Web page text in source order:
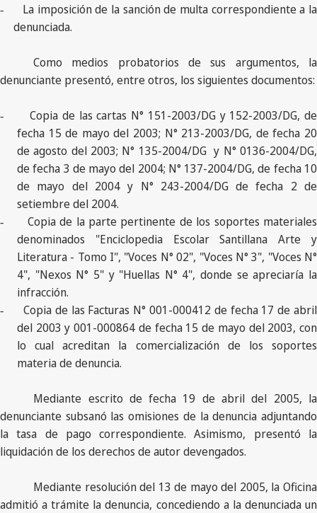
-
La imposición de la sanción de multa correspondiente a la
denunciada.
Como medios probatorios de sus argumentos, la
denunciante presentó, entre otros, los siguientes documentos:
-
Copia de las cartas N° 151-2003/DG y 152-2003/DG, de
fecha 15 de mayo del 2003; N° 213-2003/DG, de fecha 20
de agosto del 2003; N° 135-2004/DG y N° 0136-2004/DG,
de fecha 3 de mayo del 2004; N° 137-2004/DG, de fecha 10
de mayo del 2004 y N° 243-2004/DG de fecha 2 de
setiembre del 2004.
-
Copia de la parte pertinente de los soportes materiales
denominados "Enciclopedia Escolar Santillana Arte y
Literatura - Tomo I", "Voces N° 02", "Voces N° 3", "Voces N°
4", "Nexos N° 5" y "Huellas N° 4", donde se apreciaría la
infracción.
-
Copia de las Facturas N° 001-000412 de fecha 17 de abril
del 2003 y 001-000864 de fecha 15 de mayo del 2003, con
lo cual acreditan la comercialización de los soportes
materia de denuncia.
Mediante escrito de fecha 19 de abril del 2005, la
denunciante subsanó las omisiones de la denuncia adjuntando
la tasa de pago correspondiente. Asimismo, presentó la
liquidación de los derechos de autor devengados.
Mediante resolución del 13 de mayo del 2005, la Oficina
admitió a trámite la denuncia, concediendo a la denunciada un